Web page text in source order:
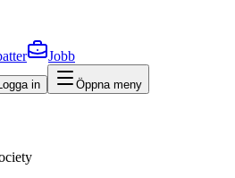
Jobb
in Öppna meny